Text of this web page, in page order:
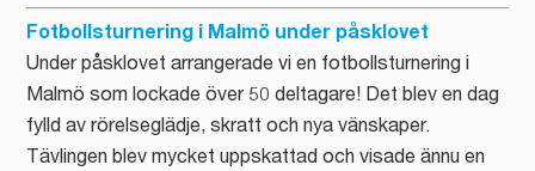
Fotbollsturnering i Malmö under påsklovet
Under påsklovet arrangerade vi en fotbollsturnering i
Malmö som lockade över 50 deltagare! Det blev en dag
fylld av rörelseglädje, skratt och nya vänskaper.
Tävlingen blev mycket uppskattad och visade ännu en